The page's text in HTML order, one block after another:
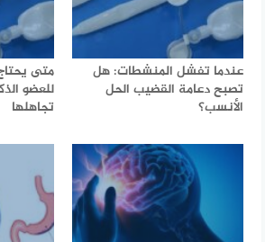
عندما تفشل المنشطات: هل
تصبح دعامة القضيب الحل
الأنسب؟
متى
للعضو
تجاهلها